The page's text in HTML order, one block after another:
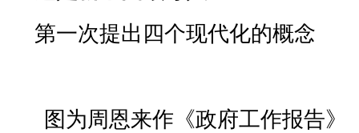
第一次提出四个现代化的概念
图为周恩来作《政府工作报告》